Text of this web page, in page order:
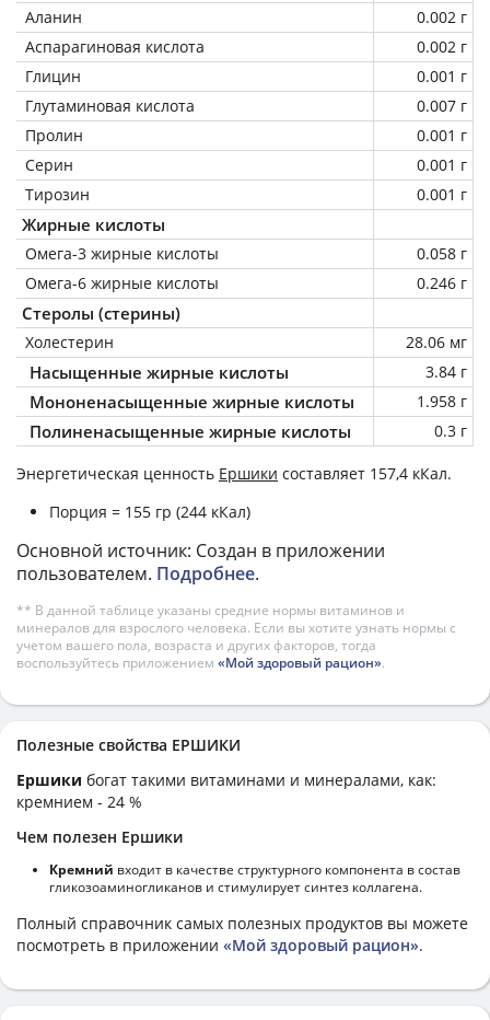
Аланин
0.002 г
Аспарагиновая кислота
0.002 г
Глицин
0.001 г
Глутаминовая кислота
0.007 г
Пролин
0.001 г
Серин
0.001 г
Тирозин
0.001 г
Жирные кислоты
Омега-3 жирные кислоты
0.058 г
Омега-6 жирные кислоты
0.246 г
Стеролы (стерины)
Холестерин 28.06 мг
Насыщенные жирные кислоты 3.84 г
Мононенасыщенные жирные кислоты 1.958 г
Полиненасыщенные жирные кислоты 0.3 г
Энергетическая ценность Ершики составляет 157,4 кКал.
Порция = 155 гр (244 кКал)
Основной источник: Создан в приложении
пользователем. Подробнее.
** В данной таблице указаны средние нормы витаминов и
минералов для взрослого человека. Если вы хотите узнать нормы с
учетом вашего пола, возраста и других факторов, тогда
воспользуйтесь приложением «Мой здоровый рацион».
Полезные свойства ЕРШИКИ
Ершики богат такими витаминами и минералами, как:
кремнием - 24 %
Чем полезен Ершики
Кремний входит в качестве структурного компонента в состав
гликозоаминогликанов и стимулирует синтез коллагена.
Полный справочник самых полезных продуктов вы можете
посмотреть в приложении «Мой здоровый рацион».